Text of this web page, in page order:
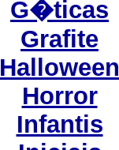
G�ticas
Grafite
Halloween
Horror
Infantis